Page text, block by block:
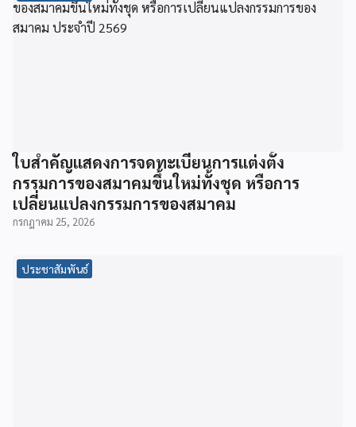
ใบสำคัญแสดงการจดทะเบียนการแต่งตั้ง
กรรมการของสมาคมขึ้นใหม่ทั้งชุด หรือการ
เปลี่ยนแปลงกรรมการของสมาคม
กรกฎาคม 25, 2026
ประชาสัมพันธ์